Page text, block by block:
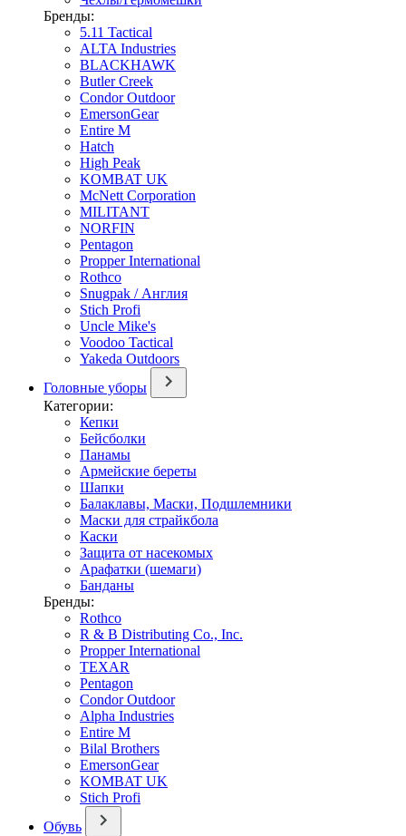
Бренды:
5.11 Tactical
ALTA Industries
BLACKHAWK
Butler Creek
Condor Outdoor
EmersonGear
Entire M
Hatch
High Peak
KOMBAT UK
McNett Corporation
MILITANT
NORFIN
Pentagon
Propper International
Rothco
Snugpak / Англия
Stich Profi
Uncle Mike's
Voodoo Tactical
Yakeda Outdoors
Головные уборы
Категории:
Кепки
Бейсболки
Панамы
Армейские береты
Шапки
Балаклавы, Маски, Подшлемники
Маски для страйкбола
Каски
Защита от насекомых
Арафатки (шемаги)
Банданы
Бренды:
Rothco
R & B Distributing Co., Inc.
Propper International
TEXAR
Pentagon
Condor Outdoor
Alpha Industries
Entire M
Bilal Brothers
EmersonGear
KOMBAT UK
Stich Profi
Обувь